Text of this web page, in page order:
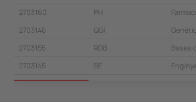
2703160
PH
2703148
QGI
2703155
RDB
Bases
2703145
SE